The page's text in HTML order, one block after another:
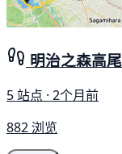
明治之森高
5 站点 · 2个月前
882 浏览